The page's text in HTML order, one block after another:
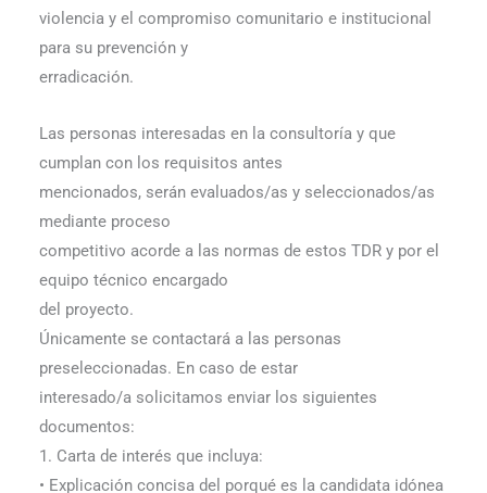
violencia y el compromiso comunitario e institucional
para su prevención y
erradicación.
Las personas interesadas en la consultoría y que
cumplan con los requisitos antes
mencionados, serán evaluados/as y seleccionados/as
mediante proceso
competitivo acorde a las normas de estos TDR y por el
equipo técnico encargado
del proyecto.
Únicamente se contactará a las personas
preseleccionadas. En caso de estar
interesado/a solicitamos enviar los siguientes
documentos:
1. Carta de interés que incluya:
• Explicación concisa del porqué es la candidata idónea